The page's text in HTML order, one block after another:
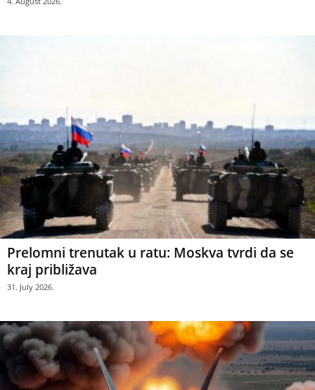
Prelomni trenutak u ratu: Moskva tvrdi da se
kraj približava
31. July 2026.